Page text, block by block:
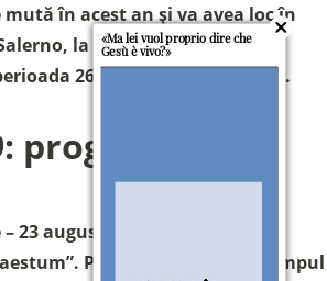
mută în acest an și va avea loc în
la CAMPING VILLAGE
26 iulie – 21 august 2016.
program
23 august 2019, în Paestum, la
Program spiritual În timpul
Comunità Magnificat
sul nostro conto
«Ma lei vuol proprio dire che
Gesù è vivo?»